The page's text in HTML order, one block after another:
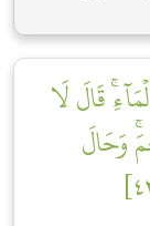
قَالَ لَا
وَحَالَ